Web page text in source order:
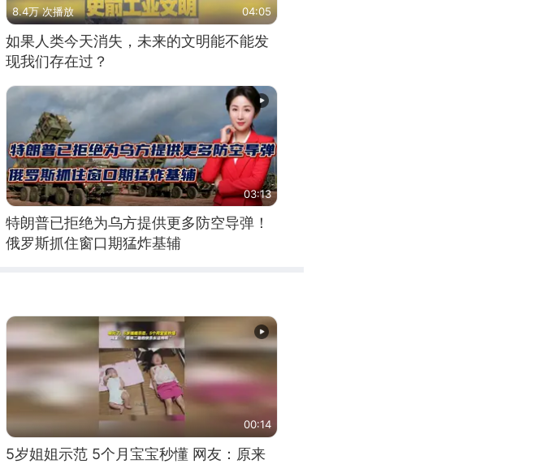
8.4万 次播放 04:05
如果人类今天消失，未来的文明能不能发
现我们存在过？
03:13
特朗普已拒绝为乌方提供更多防空导弹！
俄罗斯抓住窗口期猛炸基辅
00:14
5岁姐姐示范 5个月宝宝秒懂 网友：原来